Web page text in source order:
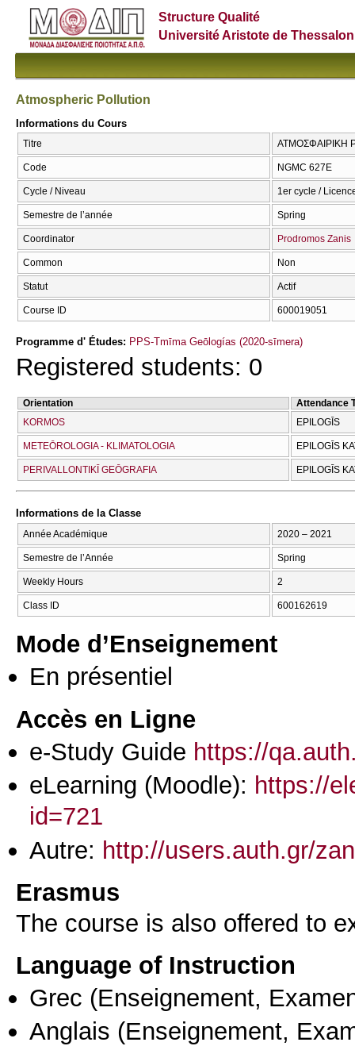
Structure Qualité
Université Aristote de
Atmospheric Pollution
Informations du Cours
Titre ΑΤΜΟΣΦΑΙΡΙΚΗ
Code NGMC 627E
Cycle / Niveau 1er cycle /
Semestre de l’année Spring
Coordinator Prodromos Zanis
Common Non
Statut Actif
Course ID 600019051
Programme d' Études: PPS-Tmīma Geōlogías (2020-sīmera)
Registered students: 0
Orientation
Attendance
KORMOS
EPILOGĪS
METEŌROLOGIA - KLIMATOLOGIA EPILOGĪS
PERIVALLONTIKĪ GEŌGRAFIA EPILOGĪS
Informations de la Classe
Année Académique 2020 – 2021
Semestre de l’Année Spring
Weekly Hours 2
Class ID 600162619
Mode d’Enseignement
En présentiel
Accès en Ligne
e-Study Guide https://
eLearning (Moodle): https://
id=721
Autre: http://users.auth.gr/
Erasmus
The course is also offered to
Language of Instruction
Grec (Enseignement,
Anglais (Enseignement,